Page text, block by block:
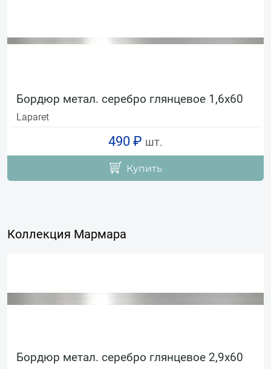
Бордюр метал. серебро глянцевое 1,6х60
Laparet
490 ₽ шт.
Купить
Коллекция Мармара
Бордюр метал. серебро глянцевое 2,9х60